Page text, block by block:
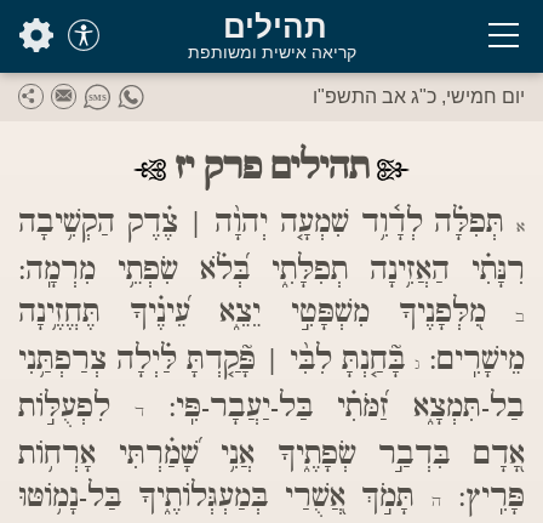
תהילים
קריאה אישית ומשותפת
יום חמישי, כ"ג אב התשפ"ו
תהילים פרק יז
א
תְּפִלָּ֗ה לְדָ֫וִ֥ד שִׁמְעָ֤ה יְהוָ֨ה | צֶ֗דֶק הַקְשִׁ֥יבָה
רִנָּתִ֗י הַאֲזִ֥ינָה תְפִלָּתִ֑י בְּ֝לֹ֗א שִׂפְתֵ֥י מִרְמָֽה:
ב
מִ֭לְּפָנֶיךָ מִשְׁפָּטִ֣י יֵצֵ֑א עֵ֝ינֶ֗יךָ תֶּחֱזֶ֥ינָה
מֵישָׁרִֽים:ג בָּ֘חַ֤נְתָּ לִבִּ֨י | פָּ֘קַ֤דְתָּ לַּ֗יְלָה צְרַפְתַּ֥נִי
בַל-תִּמְצָ֑א זַ֝מֹּתִ֗י בַּל-יַעֲבָר-פִּֽי:
ד
לִפְעֻלּ֣וֹת
אָ֭דָם בִּדְבַ֣ר שְׂפָתֶ֑יךָ אֲנִ֥י שָׁ֝מַ֗רְתִּי אָרְח֥וֹת
פָּרִֽיץ:
התָּמֹ֣ךְ אֲ֭שֻׁרַי בְּמַעְגְּלוֹתֶ֑יךָ בַּל-נָמ֥וֹטּוּ